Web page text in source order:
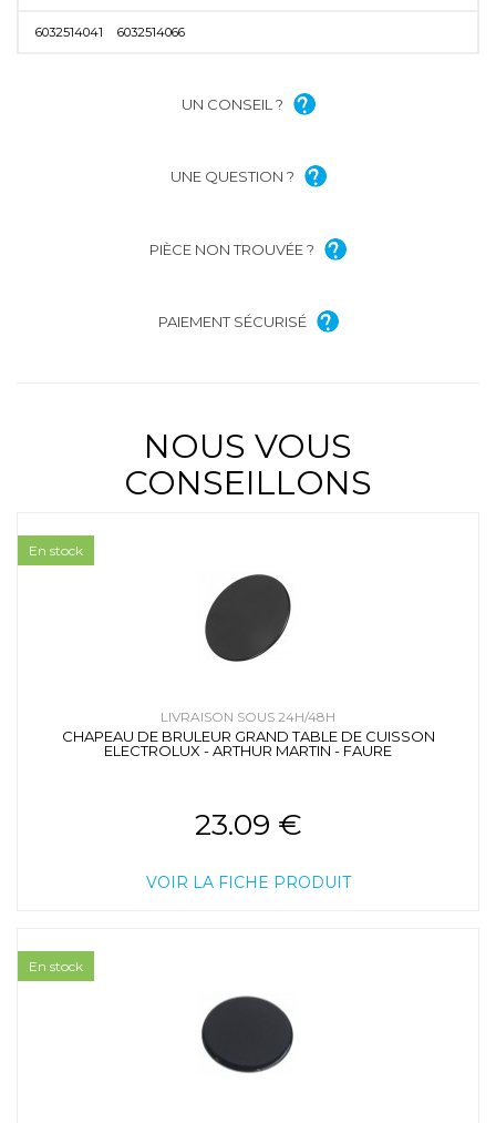
6032514041 6032514066
UN CONSEIL ?
UNE QUESTION ?
PIÈCE NON TROUVÉE ?
PAIEMENT SÉCURISÉ
NOUS VOUS
CONSEILLONS
LIVRAISON SOUS 24H/48H
CHAPEAU DE BRULEUR GRAND TABLE DE CUISSON
ELECTROLUX - ARTHUR MARTIN - FAURE
23.09 €
VOIR LA FICHE PRODUIT
En stock
En stock